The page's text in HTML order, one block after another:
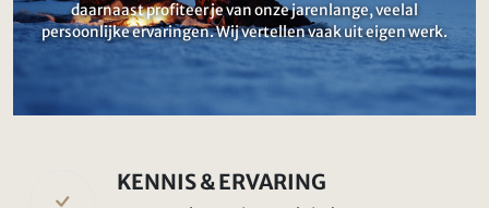
daarnaast profiteer je van onze jarenlange, veelal
persoonlijke ervaringen. Wij vertellen vaak uit eigen werk.
KENNIS & ERVARING